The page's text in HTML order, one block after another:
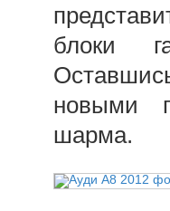
блоки
новыми
шарма.